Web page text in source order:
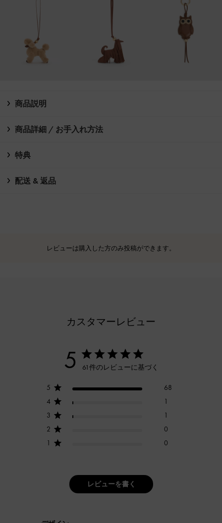
商品説明
商品詳細 / お手入れ方法
特典
配送 & 返品
レビューは購入した方のみ投稿ができます。
カスタマーレビュー
5 61件のレビューに基づく
5
68
4
1
3
1
2
0
1
0
レビューを書く